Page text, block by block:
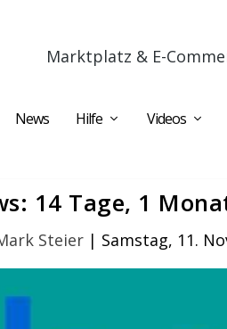
Marktplatz & E-
News Hilfe Videos
14 Tage, 1
Steier| Samstag, 11.